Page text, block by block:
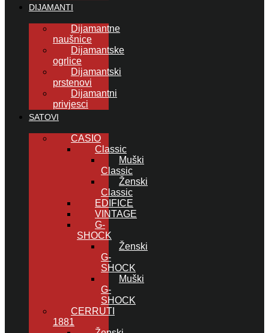
DIJAMANTI
Dijamantne
naušnice
Dijamantske
ogrlice
Dijamantski
prstenovi
Dijamantni
privjesci
SATOVI
CASIO
Classic
Muški
Classic
Ženski
Classic
EDIFICE
VINTAGE
G-
SHOCK
Ženski
G-
SHOCK
Muški
G-
SHOCK
CERRUTI
1881